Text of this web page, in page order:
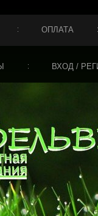
ОПЛАТА
ВХОД /